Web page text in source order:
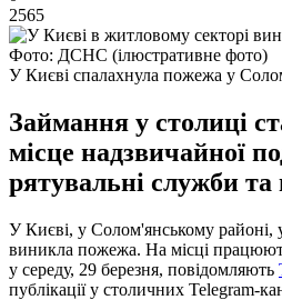
2565
Фото: ДСНС (ілюстративне фото)
У Києві спалахнула пожежа у
Займання у столиці
місце надзвичайної
рятувальні служби
У Києві, у Солом'янському районі,
виникла пожежа. На місці
у середу, 29 березня, повідомляють
публікації у столичних Telegram-